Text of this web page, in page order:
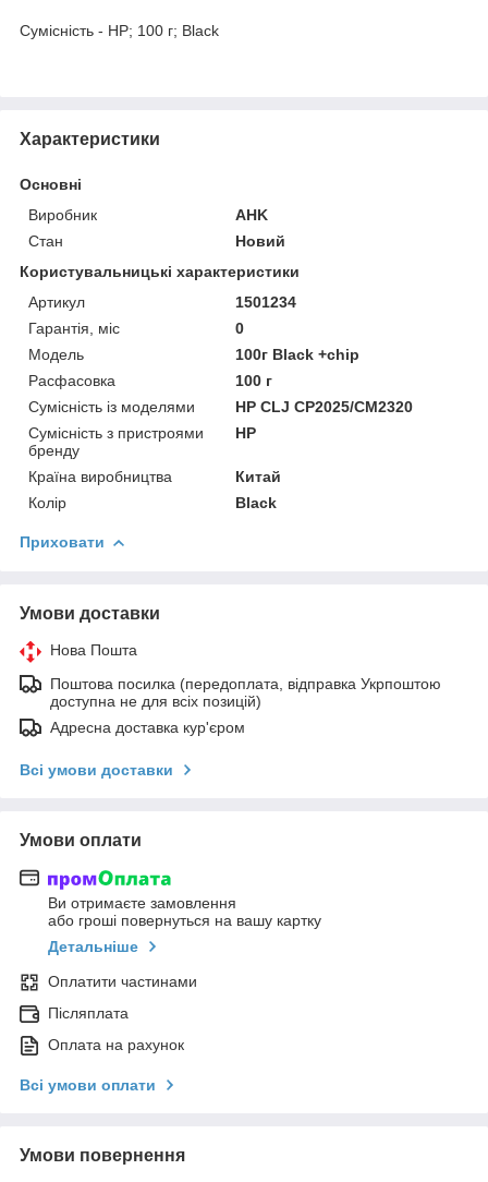
Сумісність - HP; 100 г; Black
Характеристики
Основні
Виробник
AHK
Стан
Новий
Користувальницькі характеристики
Артикул
1501234
Гарантія, міс
0
Мoдель
100г Black +chip
Расфасовка
100 г
Сумісність із моделями
HP CLJ CP2025/CM2320
Сумісність з пристроями
бренду
HP
Країна виробництва
Китай
Колір
Black
Приховати
Умови доставки
Нова Пошта
Поштова посилка (передоплата, відправка Укрпоштою
доступна не для всіх позицій)
Адресна доставка кур'єром
Всі умови доставки
Умови оплати
Ви отримаєте замовлення
або гроші повернуться на вашу картку
Детальніше
Оплатити частинами
Післяплата
Оплата на рахунок
Всі умови оплати
Умови повернення